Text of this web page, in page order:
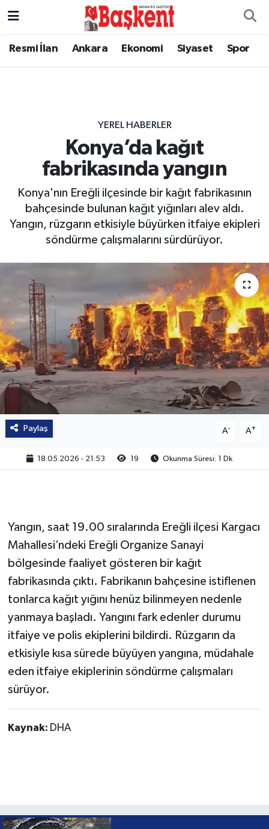
Resmi İlan Ankara Ekonomi Siyaset Spor
YEREL HABERLER
Konya’da kağıt
fabrikasında yangın
Konya'nın Ereğli ilçesinde bir kağıt fabrikasının
bahçesinde bulunan kağıt yığınları alev aldı.
Yangın, rüzgarın etkisiyle büyürken itfaiye ekipleri
söndürme çalışmalarını sürdürüyor.
Paylaş A- A+
18.05.2026 - 21:53 19 Okunma Süresi: 1 Dk
Yangın, saat 19.00 sıralarında Ereğli ilçesi Kargacı
Mahallesi’ndeki Ereğli Organize Sanayi
bölgesinde faaliyet gösteren bir kağıt
fabrikasında çıktı. Fabrikanın bahçesine istiflenen
tonlarca kağıt yığını henüz bilinmeyen nedenle
yanmaya başladı. Yangını fark edenler durumu
itfaiye ve polis ekiplerini bildirdi. Rüzgarın da
etkisiyle kısa sürede büyüyen yangına, müdahale
eden itfaiye ekiplerinin söndürme çalışmaları
sürüyor.
Kaynak: DHA